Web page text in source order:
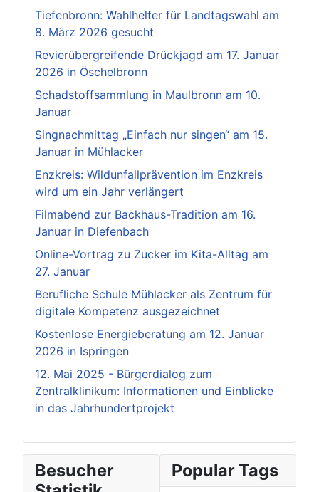
Tiefenbronn: Wahlhelfer für Landtagswahl am
8. März 2026 gesucht
Revierübergreifende Drückjagd am 17. Januar
2026 in Öschelbronn
Schadstoffsammlung in Maulbronn am 10.
Januar
Singnachmittag „Einfach nur singen“ am 15.
Januar in Mühlacker
Enzkreis: Wildunfallprävention im Enzkreis
wird um ein Jahr verlängert
Filmabend zur Backhaus-Tradition am 16.
Januar in Diefenbach
Online-Vortrag zu Zucker im Kita-Alltag am
27. Januar
Berufliche Schule Mühlacker als Zentrum für
digitale Kompetenz ausgezeichnet
Kostenlose Energieberatung am 12. Januar
2026 in Ispringen
12. Mai 2025 - Bürgerdialog zum
Zentralklinikum: Informationen und Einblicke
in das Jahrhundertprojekt
Besucher
Popular Tags